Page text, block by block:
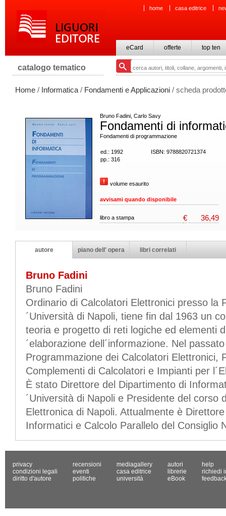
home casa editrice
eCard offerte top ten
catalogo tematico
Home / Informatica / Fondamenti e Applicazioni / scheda
Bruno Fadini, Carlo Savy
Fondamenti di
Fondamenti di programmazione
ed.: 1992
ISBN: 9788820721374
pp.: 316
volume esaurito
avvisami quando disponibile
libro a stampa € 36,49
autore piano dell' opera libri correlati
Bruno Fadini
Bruno Fadini
Ordinario di Calcolatori Elettronici presso la
´Università di Napoli, tiene fin dal 1963 un
teoria e progetto di reti logiche ed elementi
´elaborazione dell´informazione. Nel
Programmazione dei Calcolatori Elettronici,
Complementi di Calcolatori e Impianti per
È stato Direttore del Dipartimento di
´Università di Napoli e Presidente del corso
Elettronica di Napoli. Attualmente è
Informatici e Calcolo Parallelo del Consiglio
privacy
condizioni legali
diritto d'autore
recensioni
eventi
politiche
mediagallery
casa editrice
università
autori
librerie
eBook
help
richiedi